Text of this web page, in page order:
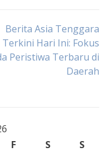
Berita Asia Tenggara
Terkini Hari Ini: Fokus
Peristiwa Terbaru di
Daerah
F S
S